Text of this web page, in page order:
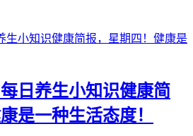
日养生小知识健康简
是一种生活态度！